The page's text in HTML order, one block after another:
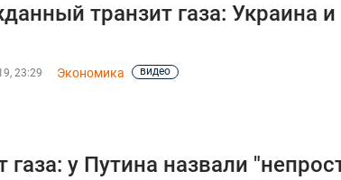
транзит газа: Украина
23:29 Экономика видео
газа: у Путина назвали